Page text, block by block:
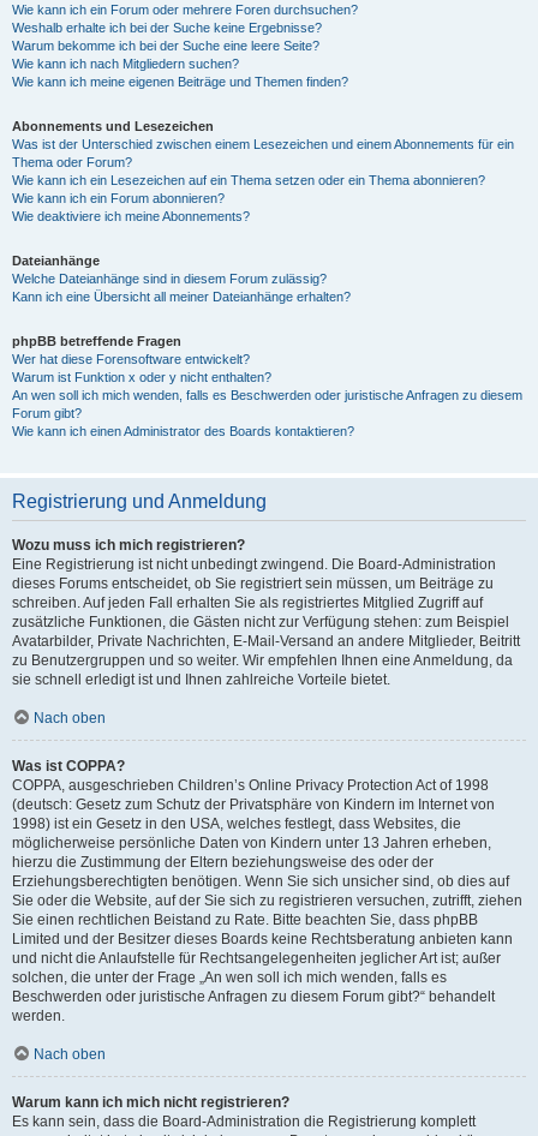
Wie kann ich ein Forum oder mehrere Foren durchsuchen?
Weshalb erhalte ich bei der Suche keine Ergebnisse?
Warum bekomme ich bei der Suche eine leere Seite?
Wie kann ich nach Mitgliedern suchen?
Wie kann ich meine eigenen Beiträge und Themen finden?
Abonnements und Lesezeichen
Was ist der Unterschied zwischen einem Lesezeichen und einem Abonnements für ein
Thema oder Forum?
Wie kann ich ein Lesezeichen auf ein Thema setzen oder ein Thema abonnieren?
Wie kann ich ein Forum abonnieren?
Wie deaktiviere ich meine Abonnements?
Dateianhänge
Welche Dateianhänge sind in diesem Forum zulässig?
Kann ich eine Übersicht all meiner Dateianhänge erhalten?
phpBB betreffende Fragen
Wer hat diese Forensoftware entwickelt?
Warum ist Funktion x oder y nicht enthalten?
An wen soll ich mich wenden, falls es Beschwerden oder juristische Anfragen zu diesem
Forum gibt?
Wie kann ich einen Administrator des Boards kontaktieren?
Registrierung und Anmeldung
Wozu muss ich mich registrieren?
Eine Registrierung ist nicht unbedingt zwingend. Die Board-Administration
dieses Forums entscheidet, ob Sie registriert sein müssen, um Beiträge zu
schreiben. Auf jeden Fall erhalten Sie als registriertes Mitglied Zugriff auf
zusätzliche Funktionen, die Gästen nicht zur Verfügung stehen: zum Beispiel
Avatarbilder, Private Nachrichten, E-Mail-Versand an andere Mitglieder, Beitritt
zu Benutzergruppen und so weiter. Wir empfehlen Ihnen eine Anmeldung, da
sie schnell erledigt ist und Ihnen zahlreiche Vorteile bietet.
Nach oben
Was ist COPPA?
COPPA, ausgeschrieben Children’s Online Privacy Protection Act of 1998
(deutsch: Gesetz zum Schutz der Privatsphäre von Kindern im Internet von
1998) ist ein Gesetz in den USA, welches festlegt, dass Websites, die
möglicherweise persönliche Daten von Kindern unter 13 Jahren erheben,
hierzu die Zustimmung der Eltern beziehungsweise des oder der
Erziehungsberechtigten benötigen. Wenn Sie sich unsicher sind, ob dies auf
Sie oder die Website, auf der Sie sich zu registrieren versuchen, zutrifft, ziehen
Sie einen rechtlichen Beistand zu Rate. Bitte beachten Sie, dass phpBB
Limited und der Besitzer dieses Boards keine Rechtsberatung anbieten kann
und nicht die Anlaufstelle für Rechtsangelegenheiten jeglicher Art ist; außer
solchen, die unter der Frage „An wen soll ich mich wenden, falls es
Beschwerden oder juristische Anfragen zu diesem Forum gibt?“ behandelt
werden.
Nach oben
Warum kann ich mich nicht registrieren?
Es kann sein, dass die Board-Administration die Registrierung komplett